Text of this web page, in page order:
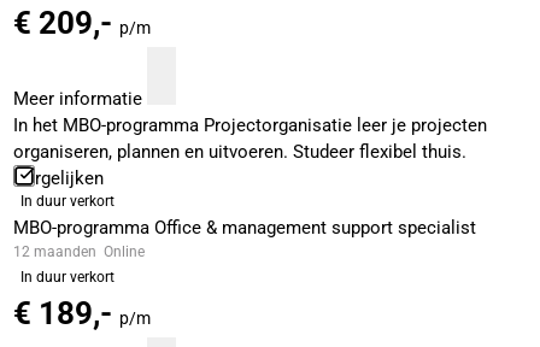
€ 209,- p/m
Meer informatie
In het MBO-programma Projectorganisatie leer je projecten
organiseren, plannen en uitvoeren. Studeer flexibel thuis.
Vergelijken
In duur verkort
MBO-programma Office & management support specialist
12 maanden Online
In duur verkort
€ 189,- p/m